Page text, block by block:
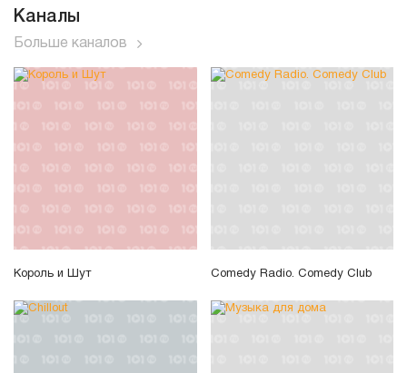
Каналы
Больше каналов
Король и Шут Comedy Radio. Comedy Club